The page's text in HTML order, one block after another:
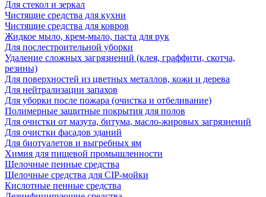
Для стекол и зеркал
Чистящие средства для кухни
Чистящие средства для ковров
Жидкое мыло, крем-мыло, паста для рук
Для послестроительной уборки
Удаление сложных загрязнений (клея, граффити, скотча,
резины)
Для поверхностей из цветных металлов, кожи и дерева
Для нейтрализации запахов
Для уборки после пожара (очистка и отбеливание)
Полимерные защитные покрытия для полов
Для очистки от мазута, битума, масло-жировых загрязнений
Для очистки фасадов зданий
Для биотуалетов и выгребных ям
Химия для пищевой промышленности
Щелочные пенные средства
Щелочные средства для CIP-мойки
Кислотные пенные средства